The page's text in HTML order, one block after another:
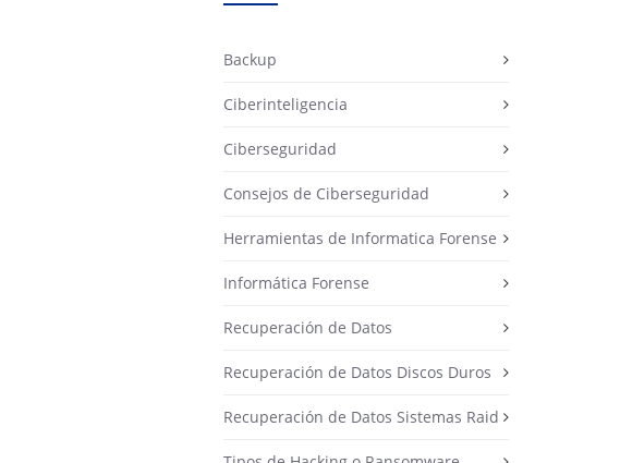
Backup
Ciberinteligencia
Ciberseguridad
Consejos de Ciberseguridad
Herramientas de Informatica Forense
Informática Forense
Recuperación de Datos
Recuperación de Datos Discos Duros
Recuperación de Datos Sistemas Raid